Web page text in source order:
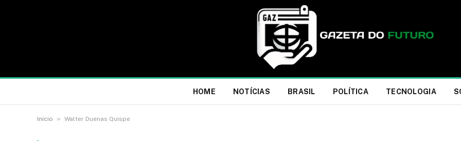
HOME NOTÍCIAS BRASIL POLÍTICA TECNOLOGIA
Início » Walter Duenas Quispe